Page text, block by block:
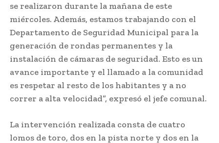
se realizaron durante la mañana de este
miércoles. Además, estamos trabajando con el
Departamento de Seguridad Municipal para la
generación de rondas permanentes y la
instalación de cámaras de seguridad. Esto es un
avance importante y el llamado a la comunidad
es respetar al resto de los habitantes y a no
correr a alta velocidad”, expresó el jefe comunal.
La intervención realizada consta de cuatro
lomos de toro, dos en la pista norte y dos en la